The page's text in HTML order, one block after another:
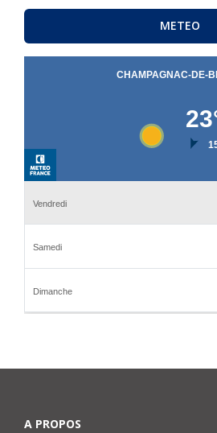
METEO
A PROPOS